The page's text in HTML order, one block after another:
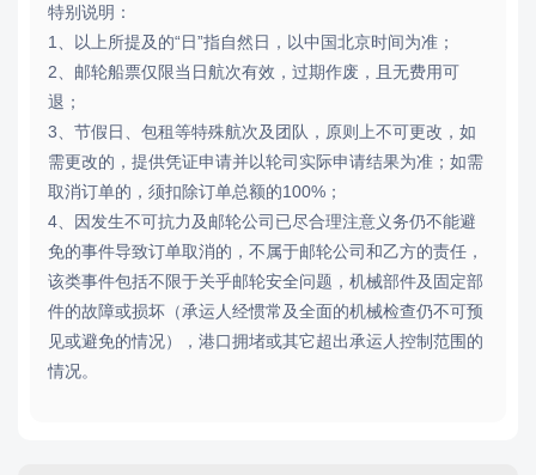
特别说明：
1、以上所提及的“日”指自然日，以中国北京时间为准；
2、邮轮船票仅限当日航次有效，过期作废，且无费用可
退；
3、节假日、包租等特殊航次及团队，原则上不可更改，如
需更改的，提供凭证申请并以轮司实际申请结果为准；如需
取消订单的，须扣除订单总额的100%；
4、因发生不可抗力及邮轮公司已尽合理注意义务仍不能避
免的事件导致订单取消的，不属于邮轮公司和乙方的责任，
该类事件包括不限于关乎邮轮安全问题，机械部件及固定部
件的故障或损坏（承运人经惯常及全面的机械检查仍不可预
见或避免的情况），港口拥堵或其它超出承运人控制范围的
情况。